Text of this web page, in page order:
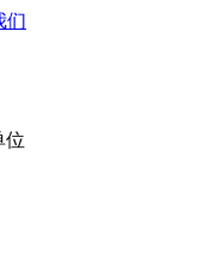
们
位